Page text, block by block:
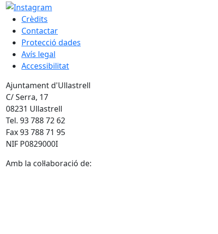
Crèdits
Contactar
Protecció dades
Avís legal
Accessibilitat
Ajuntament d'Ullastrell
C/ Serra, 17
08231 Ullastrell
Tel. 93 788 72 62
Fax 93 788 71 95
NIF P0829000I
Amb la col·laboració de: